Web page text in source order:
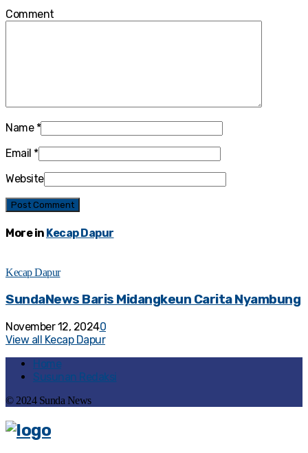
Comment
Name *
Email *
Website
More in Kecap Dapur
Kecap Dapur
SundaNews Baris Midangkeun Carita Nyambung
November 12, 20240
View all Kecap Dapur
Home
Susunan Redaksi
© 2024 Sunda News